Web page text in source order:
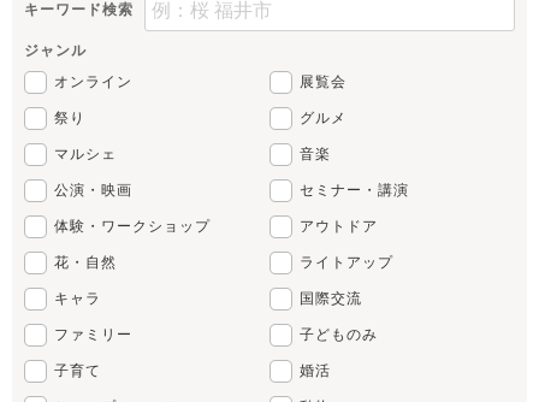
キーワード検索
ジャンル
オンライン
展覧会
祭り グルメ
マルシェ 音楽
公演・映画 セミナー・講演
体験・ワークショップ アウトドア
花・自然 ライトアップ
キャラ 国際交流
ファミリー 子どものみ
子育て 婚活